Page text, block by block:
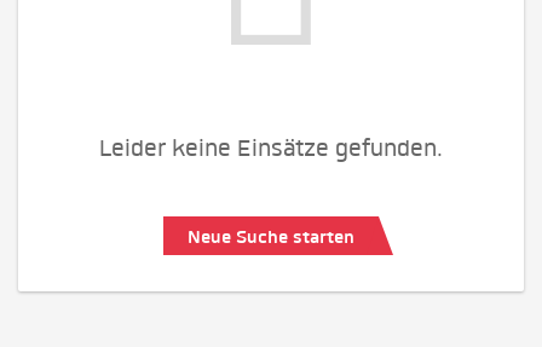
Leider keine Einsätze gefunden.
Neue Suche starten